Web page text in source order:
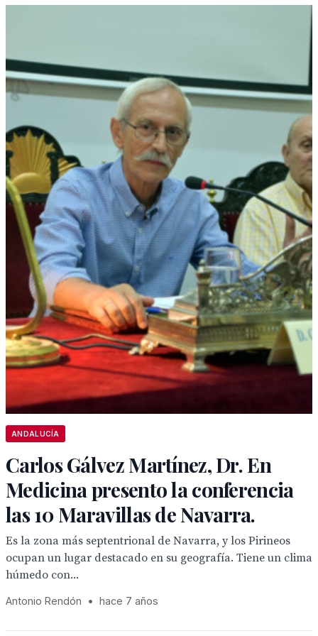
ANDALUCÍA
Carlos Gálvez Martínez, Dr. En
Medicina presento la conferencia
las 10 Maravillas de Navarra.
Es la zona más septentrional de Navarra, y los Pirineos
ocupan un lugar destacado en su geografía. Tiene un clima
húmedo con...
Antonio Rendón • hace 7 años